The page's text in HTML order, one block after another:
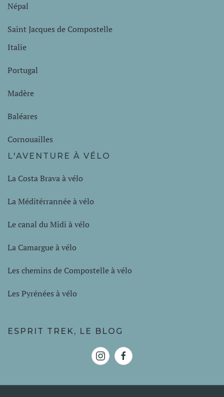
Népal
Saint Jacques de Compostelle
Italie
Portugal
Madère
Baléares
Cornouailles
L'AVENTURE À VÉLO
La Costa Brava à vélo
La Méditérrannée à vélo
Le canal du Midi à vélo
La Camargue à vélo
Les chemins de Compostelle à vélo
Les Pyrénées à vélo
ESPRIT TREK, LE BLOG